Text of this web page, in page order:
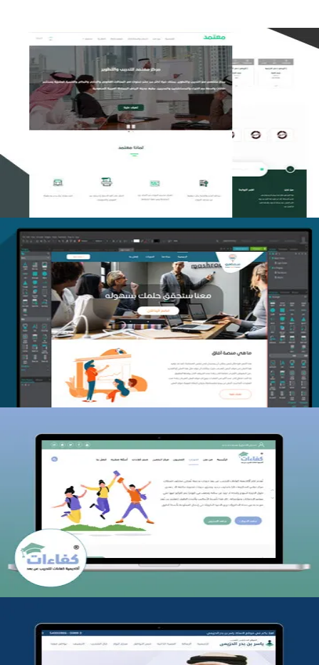
تصميم منصة معتمد للتدريب
التفاصيل
منصة أفق للتدريب
التفاصيل
كفاءات للتدريب
التفاصيل